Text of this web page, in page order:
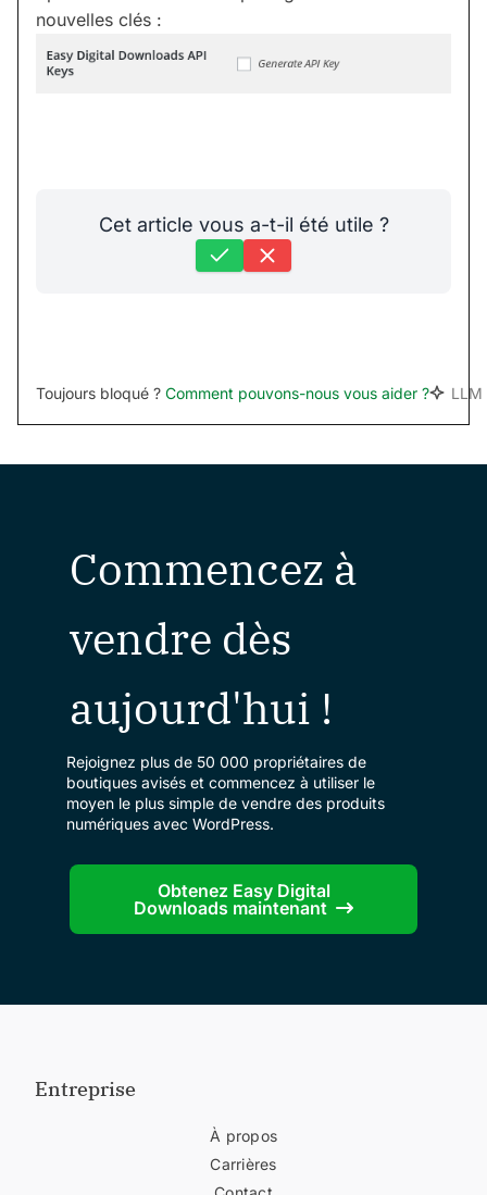
nouvelles clés :
Cet article vous a-t-il été utile ?
Toujours bloqué ? Comment pouvons-nous vous aider ? LLM
Commencez à
vendre dès
aujourd'hui !
Rejoignez plus de 50 000 propriétaires de
boutiques avisés et commencez à utiliser le
moyen le plus simple de vendre des produits
numériques avec WordPress.
Obtenez Easy Digital
Downloads maintenant
Entreprise
À propos
Carrières